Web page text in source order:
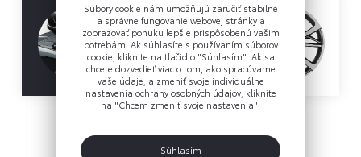
Súbory cookie nám umožňujú zaručiť stabilné
a správne fungovanie webovej stránky a
zobrazovať ponuku lepšie prispôsobenú vašim
potrebám. Ak súhlasíte s používaním súborov
cookie, kliknite na tlačidlo "Súhlasím". Ak sa
chcete dozvedieť viac o tom, ako spracúvame
vaše údaje, a zmeniť svoje individuálne
nastavenia ochrany osobných údajov, kliknite
na "Chcem zmeniť svoje nastavenia".
Súhlasím